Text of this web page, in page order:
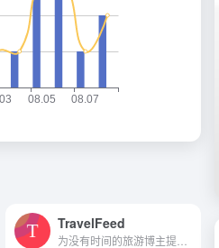
TravelFeed